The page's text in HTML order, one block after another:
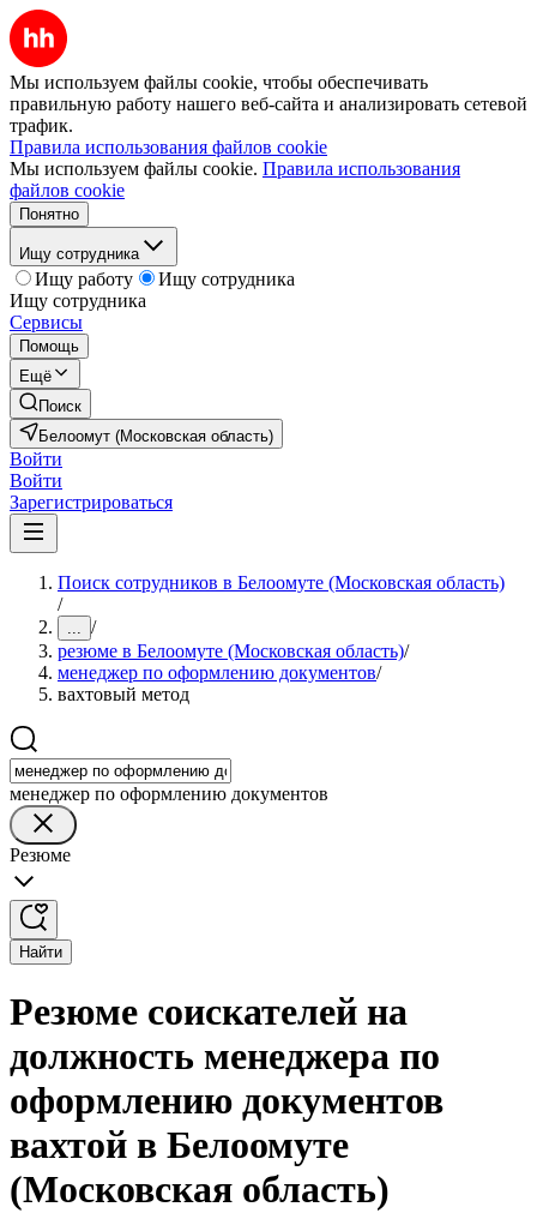
Мы используем файлы cookie, чтобы обеспечивать
правильную работу нашего веб-сайта и анализировать сетевой
трафик.
Правила использования файлов cookie
Мы используем файлы cookie. Правила использования
файлов cookie
Понятно
Ищу сотрудника
Ищу работу
Ищу сотрудника
Ищу сотрудника
Сервисы
Помощь
Ещё
Поиск
Белоомут (Московская область)
Войти
Войти
Зарегистрироваться
Поиск сотрудников в Белоомуте (Московская область)
/
... /
резюме в Белоомуте (Московская область)/
менеджер по оформлению документов/
вахтовый метод
менеджер по оформлению документов
Резюме
Найти
Резюме соискателей на
должность менеджера по
оформлению документов
вахтой в Белоомуте
(Московская область)